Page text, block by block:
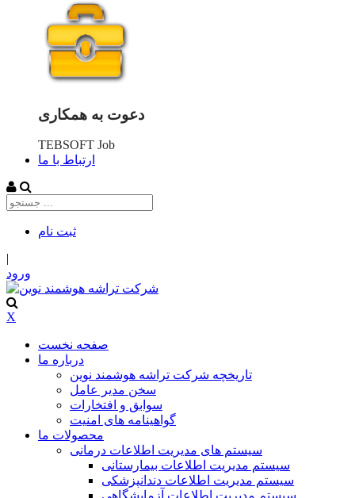
دعوت به همکاری
TEBSOFT Job
ارتباط با ما
ثبت‌ نام
|
ورود
X
صفحه نخست
درباره ما
تاریخچه شرکت تراشه هوشمند نوین
سخن مدیر عامل
سوابق و افتخارات
گواهینامه های امنیت
محصولات ما
سیستم های مدیریت اطلاعات درمانی
سیستم مدیریت اطلاعات بیمارستانی
سیستم مدیریت اطلاعات دندانپزشکی